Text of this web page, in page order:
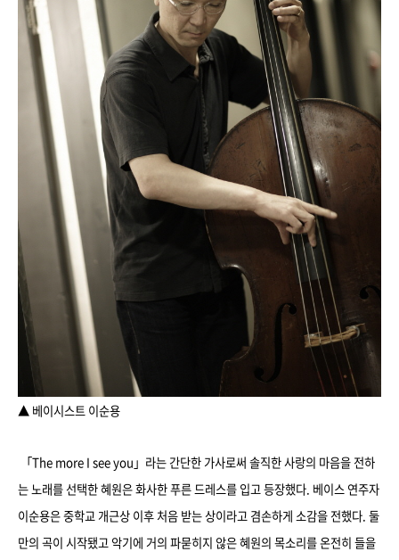
▲ 베이시스트 이순용
「The more I see you」라는 간단한 가사로써 솔직한 사랑의 마음을 전하
는 노래를 선택한 혜원은 화사한 푸른 드레스를 입고 등장했다. 베이스 연주자
이순용은 중학교 개근상 이후 처음 받는 상이라고 겸손하게 소감을 전했다. 둘
만의 곡이 시작됐고 악기에 거의 파묻히지 않은 혜원의 목소리를 온전히 들을